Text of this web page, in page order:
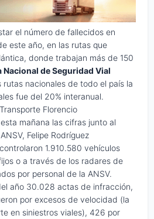
el número de fallecidos en
este año, en las rutas que
donde trabajan más de 150
Nacional de Seguridad Vial
rutas nacionales de todo el país la
fue del 20% interanual.
Florencio
mañana las cifras junto al
Felipe Rodríguez
1.910.580 vehículos
o a través de los radares de
por personal de la ANSV.
año 30.028 actas de infracción,
por excesos de velocidad (la
en siniestros viales), 426 por